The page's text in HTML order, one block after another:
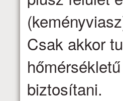
Csak akkor
biztosítani.